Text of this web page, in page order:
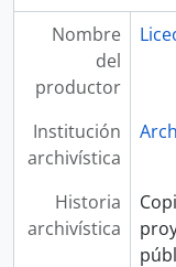
Nombre
del
productor
Institución
archivística
Historia
archivística